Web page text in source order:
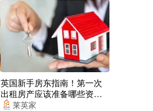
英国新手房东指南！第一次
出租房产应该准备哪些资
料？莱英家